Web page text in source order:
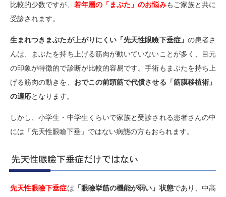
比較的少数ですが、 若年層の「まぶた」のお悩みもご家族と共に
受診されます。
生まれつきまぶたが上がりにくい「先天性眼瞼下垂症」 の患者さ
んは、まぶたを持ち上げる筋肉が動いていないことが多く、目元
の印象が特徴的で診断が比較的容易です。手術もまぶたを持ち上
げる筋肉の動きを、 おでこの前頭筋で代償させる「筋膜移植術」
の適応となります。
しかし、小学生・中学生くらいで家族と受診される患者さんの中
には「先天性眼瞼下垂」ではない病態の方もおられます。
先天性眼瞼下垂症だけではない
先天性眼瞼下垂症は 「眼瞼挙筋の機能が弱い」状態であり、中高